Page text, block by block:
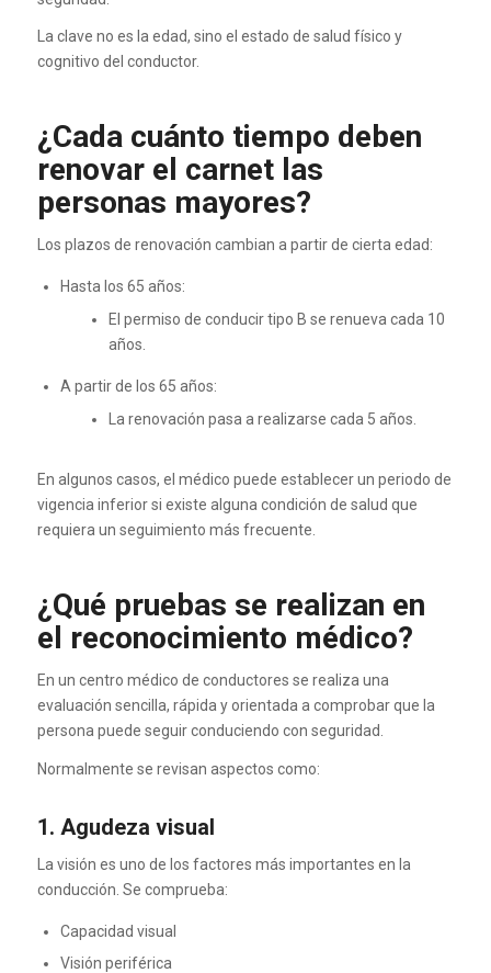
La clave no es la edad, sino el estado de salud físico y
cognitivo del conductor.
¿Cada cuánto tiempo deben
renovar el carnet las
personas mayores?
Los plazos de renovación cambian a partir de cierta edad:
Hasta los 65 años:
El permiso de conducir tipo B se renueva cada 10
años.
A partir de los 65 años:
La renovación pasa a realizarse cada 5 años.
En algunos casos, el médico puede establecer un periodo de
vigencia inferior si existe alguna condición de salud que
requiera un seguimiento más frecuente.
¿Qué pruebas se realizan en
el reconocimiento médico?
En un centro médico de conductores se realiza una
evaluación sencilla, rápida y orientada a comprobar que la
persona puede seguir conduciendo con seguridad.
Normalmente se revisan aspectos como:
1. Agudeza visual
La visión es uno de los factores más importantes en la
conducción. Se comprueba:
Capacidad visual
Visión periférica